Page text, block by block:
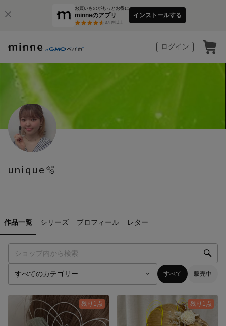
お買いものがもっとお得に
minneのアプリ
3万件以上
インストールする
ログイン
unique🫧
作品一覧 シリーズ プロフィール レター
すべて 販売中
残り1点 残り1点